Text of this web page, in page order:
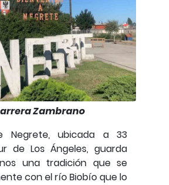
Zambrano
Negrete, ubicada a 33
de Los Ángeles, guarda
una tradición que se
con el río Biobío que lo